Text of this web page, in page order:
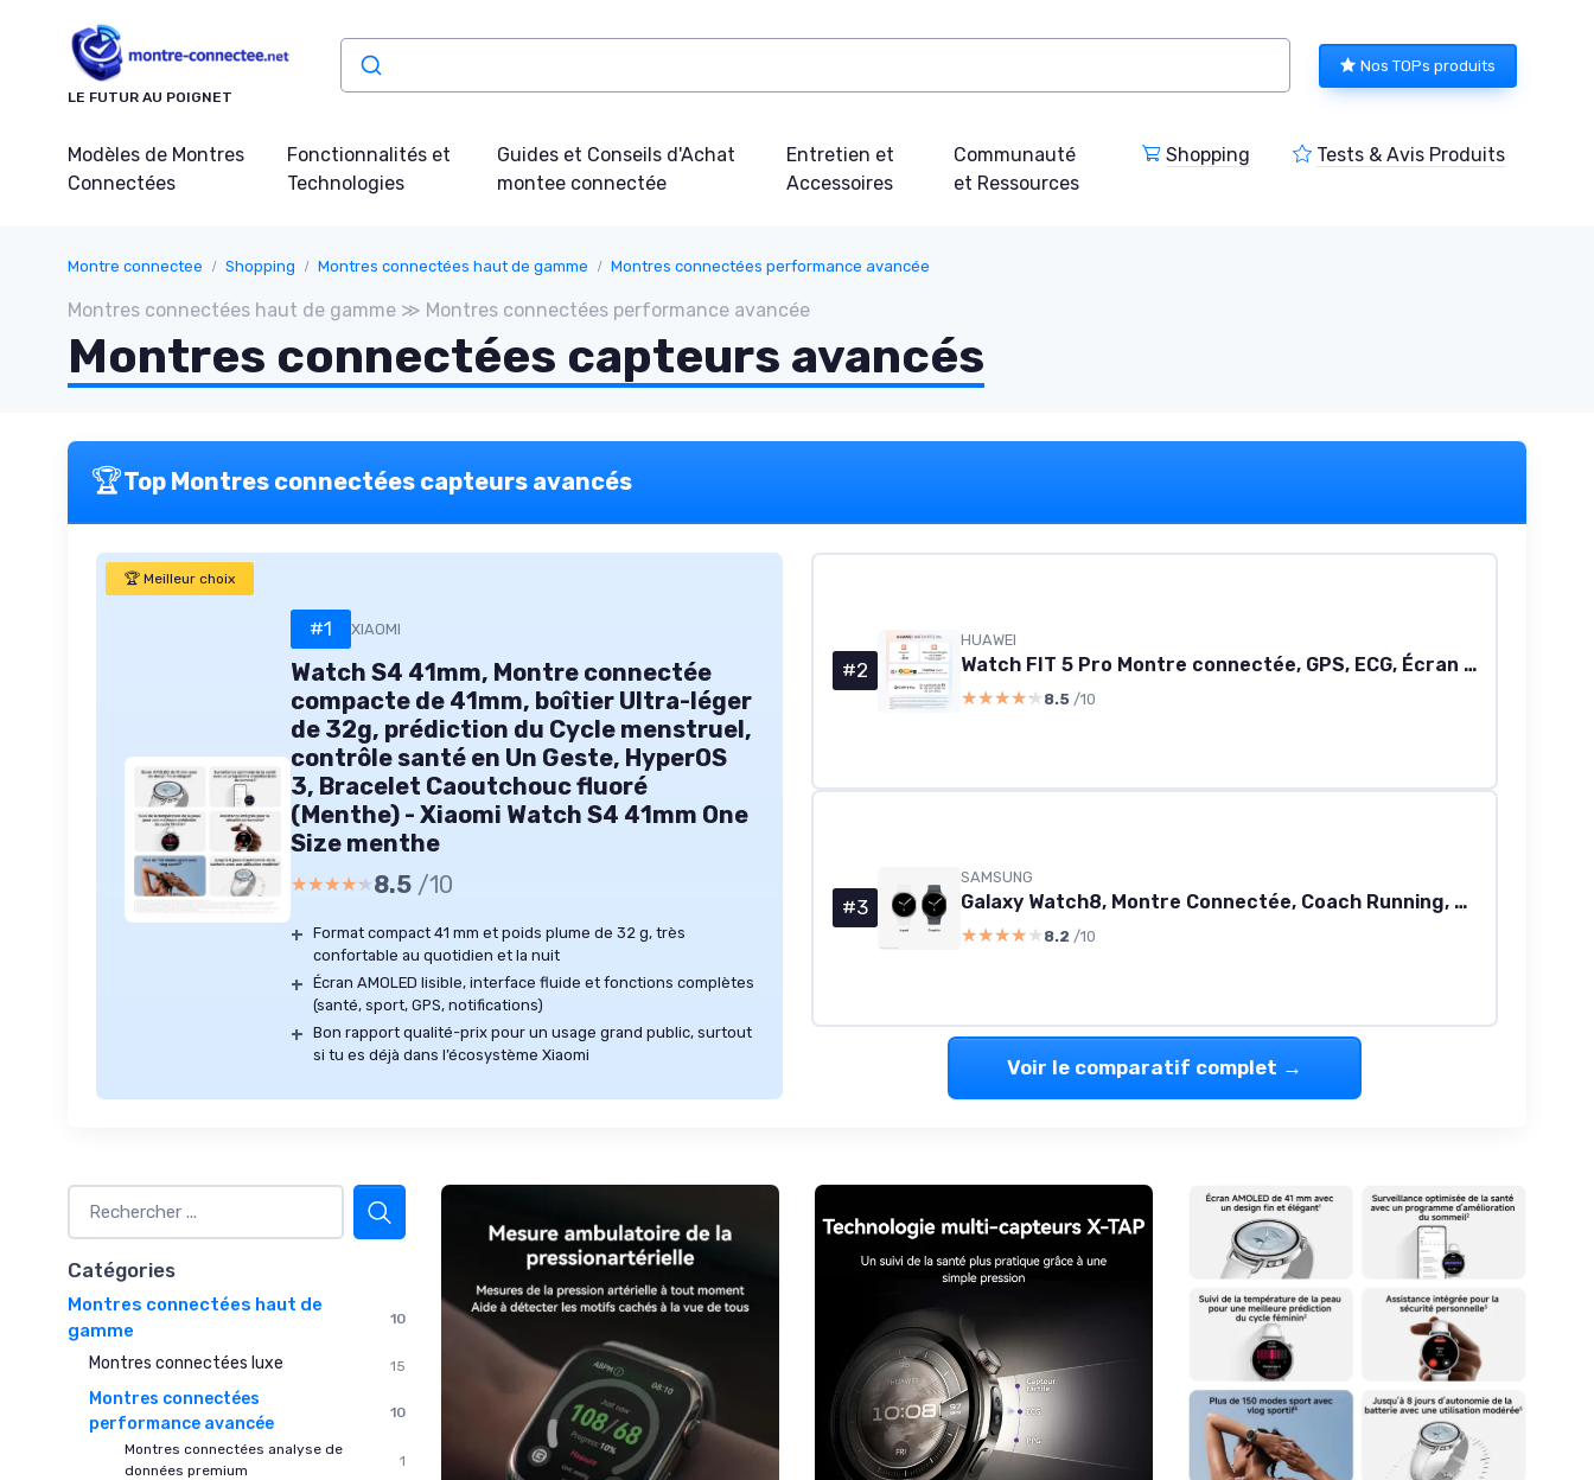
LE FUTUR AU POIGNET
Nos TOPs produits
Modèles de Montres
Connectées
Fonctionnalités et
Technologies
Guides et Conseils d'Achat
montee connectée
Entretien et
Accessoires
Communauté
et Ressources
Shopping Tests & Avis Produits
Montre connectee Shopping Montres connectées haut de gamme Montres connectées performance avancée
Montres connectées haut de gamme ≫ Montres connectées performance avancée
Montres connectées capteurs avancés
🏆Top Montres connectées capteurs avancés
🏆 Meilleur choix
#1 XIAOMI
Watch S4 41mm, Montre connectée
compacte de 41mm, boîtier Ultra-léger
de 32g, prédiction du Cycle menstruel,
contrôle santé en Un Geste, HyperOS
3, Bracelet Caoutchouc fluoré
(Menthe) - Xiaomi Watch S4 41mm One
Size menthe
★★★★★
★★★★★8.5 /10
+ Format compact 41 mm et poids plume de 32 g, très
confortable au quotidien et la nuit
+ Écran AMOLED lisible, interface fluide et fonctions complètes
(santé, sport, GPS, notifications)
+ Bon rapport qualité-prix pour un usage grand public, surtout
si tu es déjà dans l’écosystème Xiaomi
#2
HUAWEI
Watch FIT 5 Pro Montre connectée, GPS, ECG, Écran AMOLED de 1,92'', Verre Saphir, Grande autonomie, Résistance à l'eau 5 ATM, NFC, Suivi Sportif & santé, Fonctionne avec iOS & Android, Noir FIT 5 Pro Seule Noir
★★★★★
★★★★★ 8.5 /10
#3
SAMSUNG
Galaxy Watch8, Montre Connectée, Coach Running, Coach Sommeil, Galaxy AI, Bluetooth, 40mm, Argent, Chargeur Secteur Rapide 25W Inclus, Version FR Bluetooth 40mm Argent
★★★★★
★★★★★ 8.2 /10
Voir le comparatif complet →
Catégories
Montres connectées haut de
gamme
10
Montres connectées luxe 15
Montres connectées
performance avancée
10
Montres connectées analyse de
données premium
1